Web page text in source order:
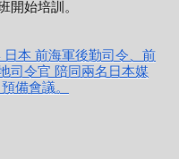
開始培訓。
本 前海軍後勤司令、前
司令官 陪同兩名日本媒
備會議。